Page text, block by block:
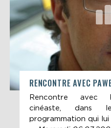
RENCONTRE AVEC
Rencontre avec
cinéaste,
programmation qui